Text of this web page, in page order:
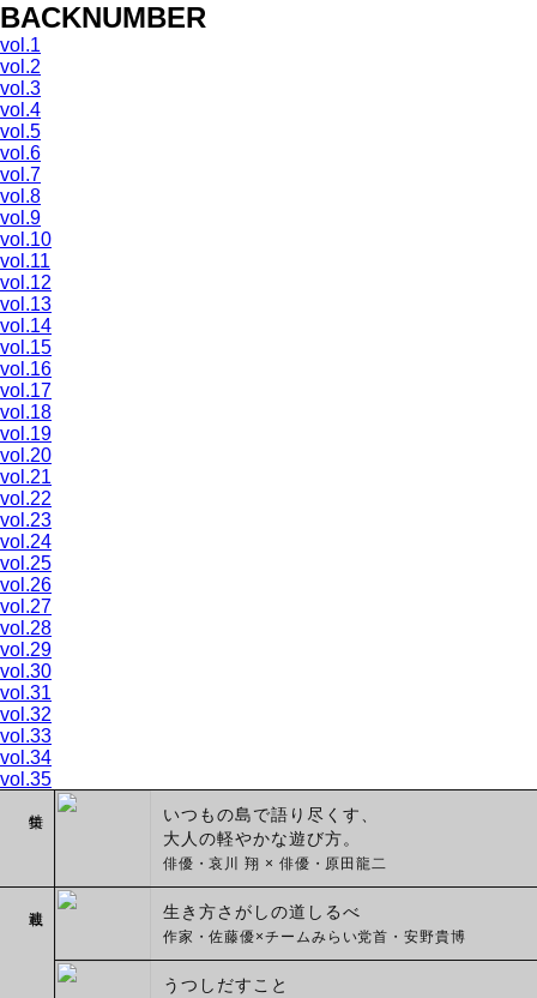
BACKNUMBER
vol.1
vol.2
vol.3
vol.4
vol.5
vol.6
vol.7
vol.8
vol.9
vol.10
vol.11
vol.12
vol.13
vol.14
vol.15
vol.16
vol.17
vol.18
vol.19
vol.20
vol.21
vol.22
vol.23
vol.24
vol.25
vol.26
vol.27
vol.28
vol.29
vol.30
vol.31
vol.32
vol.33
vol.34
vol.35
いつもの島で語り尽くす、
大人の軽やかな遊び方。
俳優・哀川 翔 × 俳優・原田龍二
生き方さがしの道しるべ
作家・佐藤優×チームみらい党首・安野貴博
うつしだすこと